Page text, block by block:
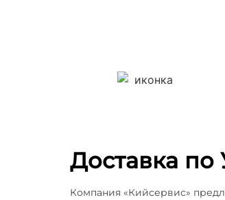
Доставка по
Компания «Кийсервис»